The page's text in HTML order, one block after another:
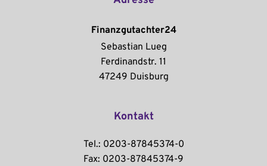
Finanzgutachter24
Sebastian Lueg
Ferdinandstr. 11
47249 Duisburg
Kontakt
Tel.: 0203-87845374-0
Fax: 0203-87845374-9